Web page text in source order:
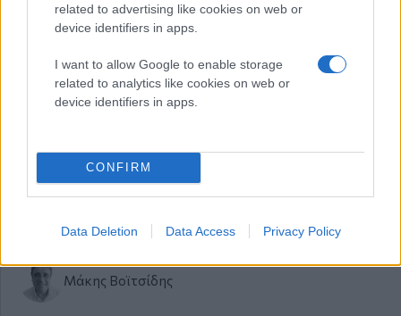
related to advertising like cookies on web or
device identifiers in apps.
I want to allow Google to enable storage
related to analytics like cookies on web or
device identifiers in apps.
CONFIRM
Data Deletion Data Access Privacy Policy
κανονικοί άνθρωποι. Του Μάκη Βοϊτσίδη
Μακεδονία της Κυριακής
Αλέξης Τσίπρας
Μάκης Βοϊτσίδης
Πέμπτη 25 Ιου 2026, 07:00
Τιμωρείσαι, έστω κι αν αθωωθείς. Του Μάκη
Βοϊτσίδη
Μακεδονία της Κυριακής
Μάκης Βοϊτσίδης